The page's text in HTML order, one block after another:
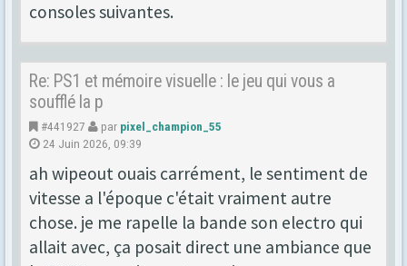
consoles suivantes.
Re: PS1 et mémoire visuelle : le jeu qui vous a
soufflé la p
#441927 par pixel_champion_55
24 Juin 2026, 09:39
ah wipeout ouais carrément, le sentiment de
vitesse a l'époque c'était vraiment autre
chose. je me rapelle la bande son electro qui
allait avec, ça posait direct une ambiance que